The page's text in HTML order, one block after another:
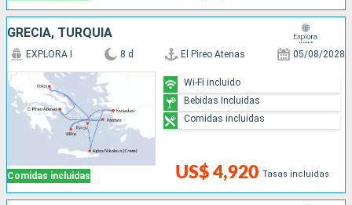
GRECIA, TURQUÍA
Comidas incluidas
EXPLORA I 8 d El Pireo Atenas 05/08/2028
US$ 4,920 Tasas incluidas
Wi-Fi incluido
Bebidas Incluidas
Comidas incluidas